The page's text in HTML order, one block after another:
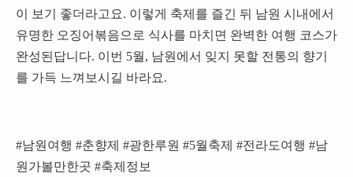
이 보기 좋더라고요. 이렇게 축제를 즐긴 뒤 남원 시내에서
유명한 오징어볶음으로 식사를 마치면 완벽한 여행 코스가
완성된답니다. 이번 5월, 남원에서 잊지 못할 전통의 향기
를 가득 느껴보시길 바라요.
#남원여행 #춘향제 #광한루원 #5월축제 #전라도여행 #남
원가볼만한곳 #축제정보